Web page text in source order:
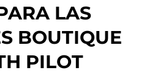
LAS
BOUTIQUE
PILOT